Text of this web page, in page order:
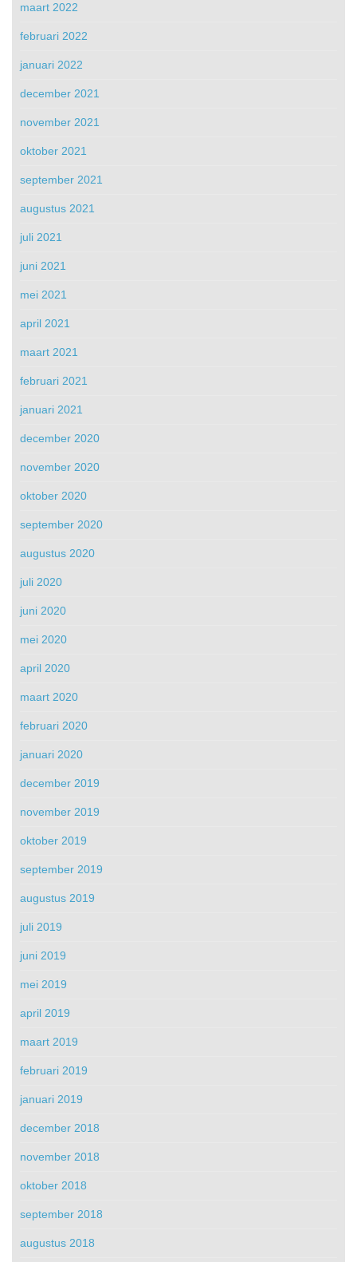
maart 2022
februari 2022
januari 2022
december 2021
november 2021
oktober 2021
september 2021
augustus 2021
juli 2021
juni 2021
mei 2021
april 2021
maart 2021
februari 2021
januari 2021
december 2020
november 2020
oktober 2020
september 2020
augustus 2020
juli 2020
juni 2020
mei 2020
april 2020
maart 2020
februari 2020
januari 2020
december 2019
november 2019
oktober 2019
september 2019
augustus 2019
juli 2019
juni 2019
mei 2019
april 2019
maart 2019
februari 2019
januari 2019
december 2018
november 2018
oktober 2018
september 2018
augustus 2018